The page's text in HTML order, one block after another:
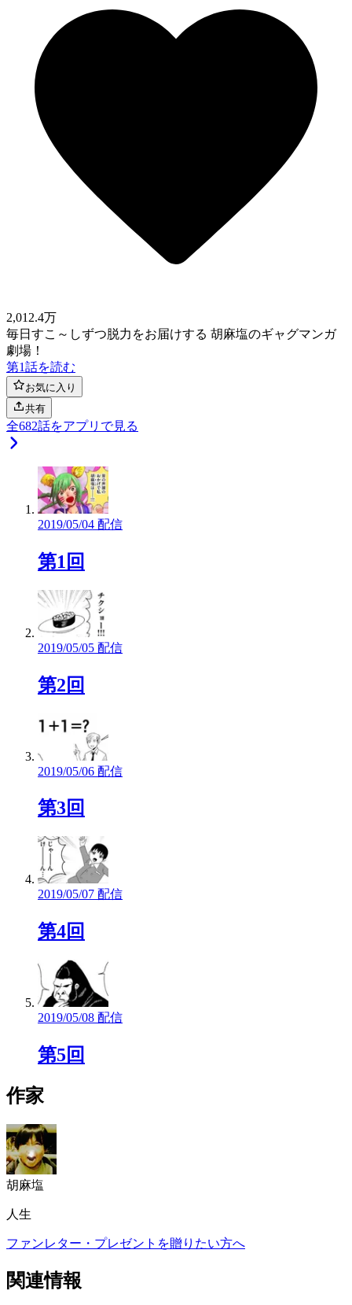
2,012.4万
毎日すこ～しずつ脱力をお届けする 胡麻塩のギャグマンガ
劇場！
第1話を読む
お気に入り
共有
全682話をアプリで見る
2019/05/04 配信
第1回
2019/05/05 配信
第2回
2019/05/06 配信
第3回
2019/05/07 配信
第4回
2019/05/08 配信
第5回
作家
胡麻塩
人生
ファンレター・プレゼントを贈りたい方へ
関連情報